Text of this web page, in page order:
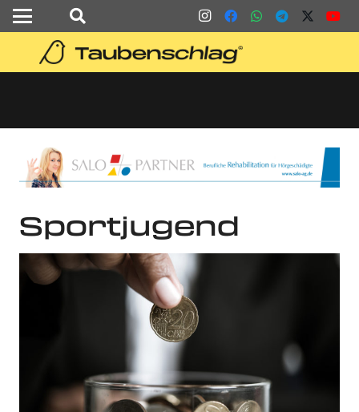
Sportjugend